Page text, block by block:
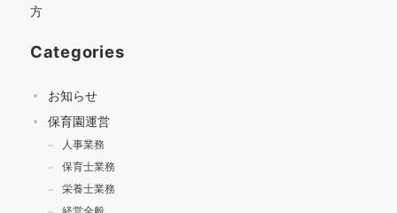
方
Categories
お知らせ
保育園運営
人事業務
保育士業務
栄養士業務